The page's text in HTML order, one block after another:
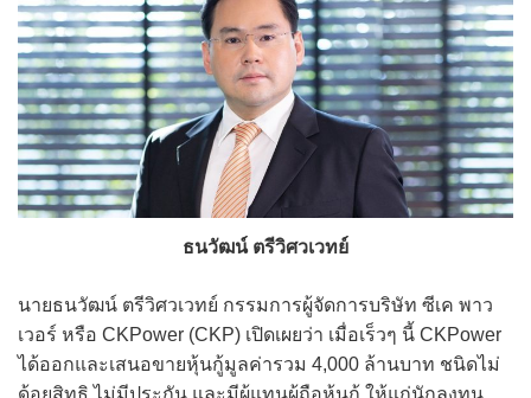
ธนวัฒน์ ตรีวิศวเวทย์
นายธนวัฒน์ ตรีวิศวเวทย์ กรรมการผู้จัดการบริษัท ซีเค พาว
เวอร์ หรือ CKPower (CKP) เปิดเผยว่า เมื่อเร็วๆ นี้ CKPower
ได้ออกและเสนอขายหุ้นกู้มูลค่ารวม 4,000 ล้านบาท ชนิดไม่